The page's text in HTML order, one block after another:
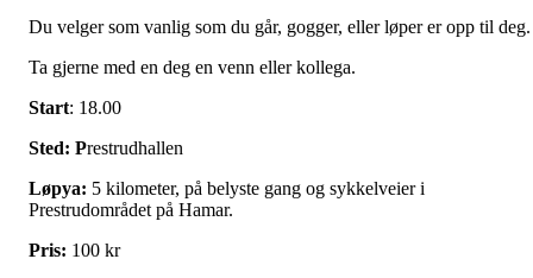
Du velger som vanlig som du går, gogger, eller løper er opp til deg.
Ta gjerne med en deg en venn eller kollega.
Start: 18.00
Sted: Prestrudhallen
Løpya: 5 kilometer, på belyste gang og sykkelveier i
Prestrudområdet på Hamar.
Pris: 100 kr